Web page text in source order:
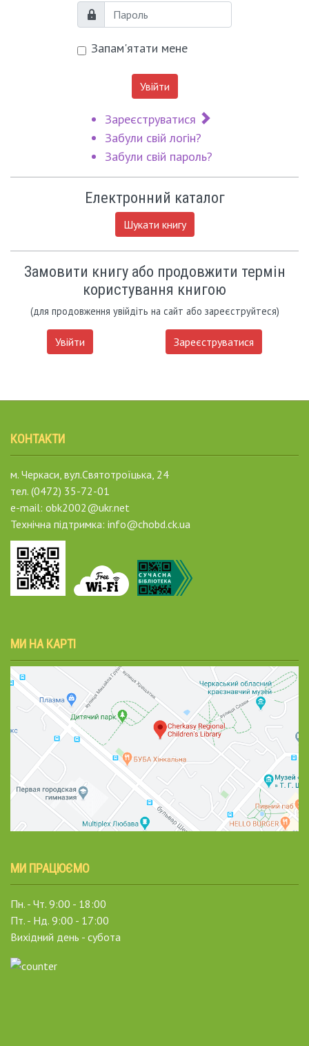
Пароль
Запам'ятати мене
Увійти
Зареєструватися
Забули свій логін?
Забули свій пароль?
Електронний каталог
Шукати книгу
Замовити книгу або продовжити термін
користування книгою
(для продовження увійдіть на сайт або зареєструйтеся)
Увійти Зареєструватися
КОНТАКТИ
м. Черкаси, вул.Святотроїцька, 24
тел. (0472) 35-72-01
e-mail: obk2002@ukr.net
Технічна підтримка: info@chobd.ck.ua
МИ НА КАРТІ
МИ ПРАЦЮЄМО
Пн. - Чт. 9:00 - 18:00
Пт. - Нд. 9:00 - 17:00
Вихідний день - субота